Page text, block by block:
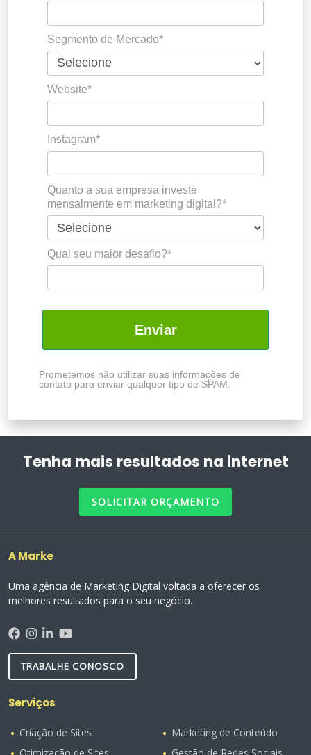
Segmento de Mercado*
Website*
Instagram*
Quanto a sua empresa investe
mensalmente em marketing digital?*
Qual seu maior desafio?*
Enviar
Prometemos não utilizar suas informações de
contato para enviar qualquer tipo de SPAM.
Tenha mais resultados na internet
SOLICITAR ORÇAMENTO
A Marke
Uma agência de Marketing Digital voltada a oferecer os
melhores resultados para o seu negócio.
TRABALHE CONOSCO
Serviços
Criação de Sites
Marketing de Conteúdo